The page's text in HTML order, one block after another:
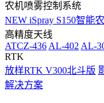
农机喷雾控制系统
NEW iSpray S150智能
高精度天线
ATCZ-436 AL-402 AL-
RTK
放样RTK V300北斗版
解决方案